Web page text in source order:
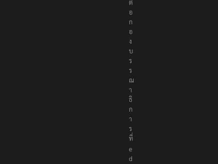
ติ
ด
ต่
อ
ก
อ
ง
บ
ร
ร
ณ
า
ธิ
ก
า
ร
ที่